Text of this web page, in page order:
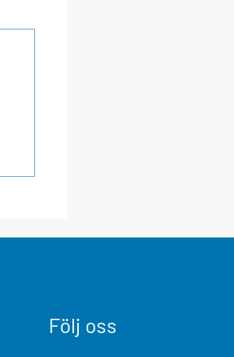
Följ oss